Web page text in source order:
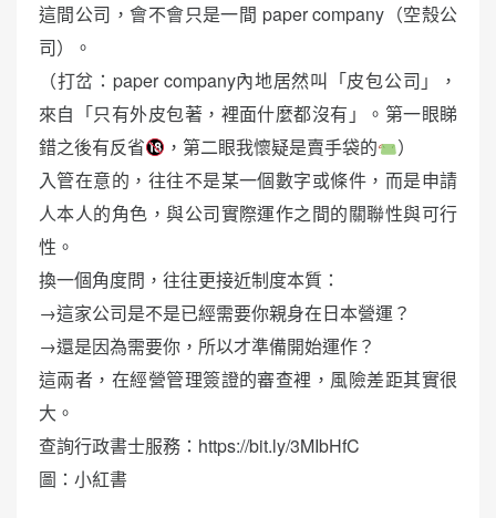
這間公司，會不會只是一間 paper company（空殼公
司）。
（打岔：paper company內地居然叫「皮包公司」，
來自「只有外皮包著，裡面什麼都沒有」。第一眼睇
錯之後有反省
，第二眼我懷疑是賣手袋的
）
入管在意的，往往不是某一個數字或條件，而是申請
人本人的角色，與公司實際運作之間的關聯性與可行
性。
換一個角度問，往往更接近制度本質：
→這家公司是不是已經需要你親身在日本營運？
→還是因為需要你，所以才準備開始運作？
這兩者，在經營管理簽證的審查裡，風險差距其實很
大。
查詢行政書士服務：https://bit.ly/3MIbHfC
圖：小紅書